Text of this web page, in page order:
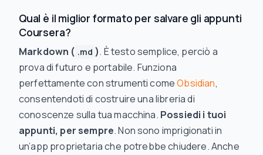
Qual è il miglior formato per salvare gli appunti
Coursera?
Markdown ( .md ). È testo semplice, perciò a
prova di futuro e portabile. Funziona
perfettamente con strumenti comeObsidian,
consentendoti di costruire una libreria di
conoscenze sulla tua macchina. Possiedi i tuoi
appunti, per sempre. Non sono imprigionati in
un’app proprietaria che potrebbe chiudere. Anche